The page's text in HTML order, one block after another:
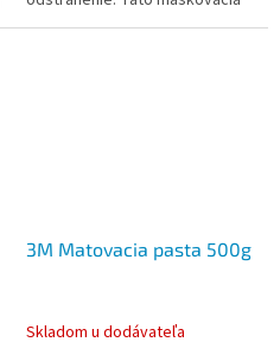
páska je určená pre
3M Matovacia pasta 500g
Skladom u dodávateľa